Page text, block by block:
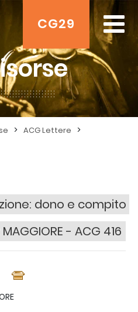
CG29
> ACG Lettere >
dono e compito
MAGGIORE - ACG 416